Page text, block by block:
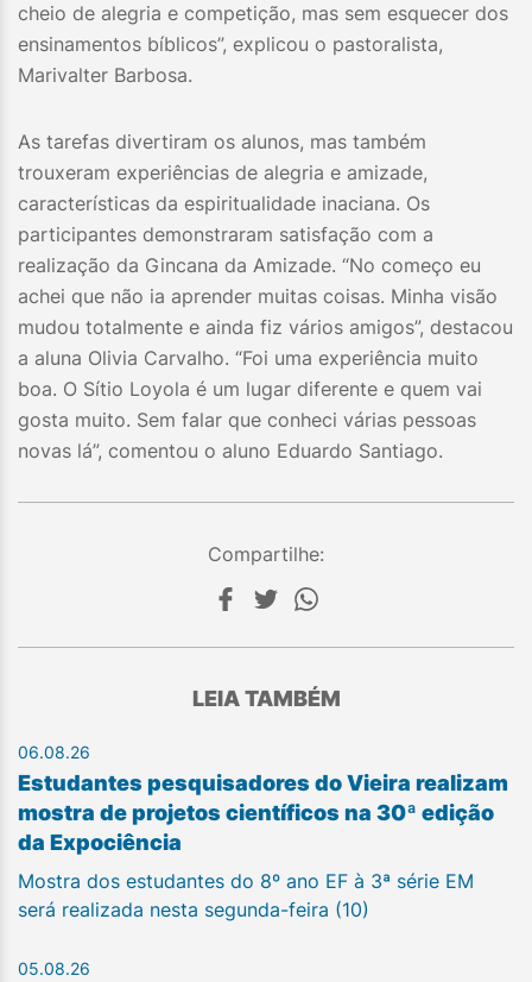
cheio de alegria e competição, mas sem esquecer dos
ensinamentos bíblicos”, explicou o pastoralista,
Marivalter Barbosa.
As tarefas divertiram os alunos, mas também
trouxeram experiências de alegria e amizade,
características da espiritualidade inaciana. Os
participantes demonstraram satisfação com a
realização da Gincana da Amizade. “No começo eu
achei que não ia aprender muitas coisas. Minha visão
mudou totalmente e ainda fiz vários amigos”, destacou
a aluna Olivia Carvalho. “Foi uma experiência muito
boa. O Sítio Loyola é um lugar diferente e quem vai
gosta muito. Sem falar que conheci várias pessoas
novas lá”, comentou o aluno Eduardo Santiago.
Compartilhe:
LEIA TAMBÉM
06.08.26
Estudantes pesquisadores do Vieira realizam
mostra de projetos científicos na 30ª edição
da Expociência
Mostra dos estudantes do 8º ano EF à 3ª série EM
será realizada nesta segunda-feira (10)
05.08.26